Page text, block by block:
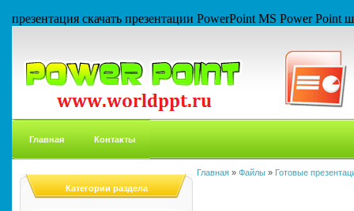
презентация скачать презентации PowerPoint MS Power
Главная Контакты
Категории раздела
Главная » Файлы » Готовые